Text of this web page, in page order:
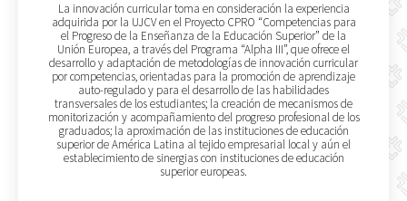
La innovación curricular toma en consideración la experiencia
adquirida por la UJCV en el Proyecto CPRO “Competencias para
el Progreso de la Enseñanza de la Educación Superior” de la
Unión Europea, a través del Programa “Alpha III”, que ofrece el
desarrollo y adaptación de metodologías de innovación curricular
por competencias, orientadas para la promoción de aprendizaje
auto-regulado y para el desarrollo de las habilidades
transversales de los estudiantes; la creación de mecanismos de
monitorización y acompañamiento del progreso profesional de los
graduados; la aproximación de las instituciones de educación
superior de América Latina al tejido empresarial local y aún el
establecimiento de sinergias con instituciones de educación
superior europeas.